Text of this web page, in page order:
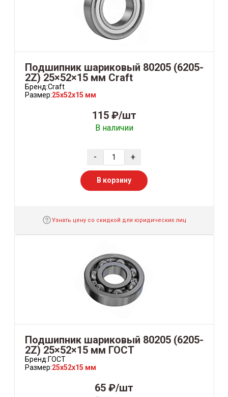
Подшипник шариковый 80205 (6205-
2Z) 25×52×15 мм Craft
Бренд:Craft
Размер:25x52x15 мм
115 ₽/шт
В наличии
- +
В корзину
Узнать цену со скидкой для юридических лиц
Подшипник шариковый 80205 (6205-
2Z) 25×52×15 мм ГОСТ
Бренд:ГОСТ
Размер:25x52x15 мм
65 ₽/шт